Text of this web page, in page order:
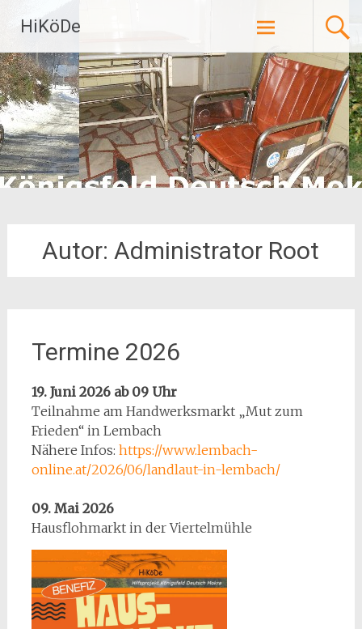
Inhalt
springen
HiKöDe
Autor:Administrator Root
Termine 2026
19. Juni 2026 ab 09 Uhr
Teilnahme am Handwerksmarkt „Mut zum
Frieden“ in Lembach
Nähere Infos: https://www.lembach-
online.at/2026/06/landlaut-in-lembach/
09. Mai 2026
Hausflohmarkt in der Viertelmühle